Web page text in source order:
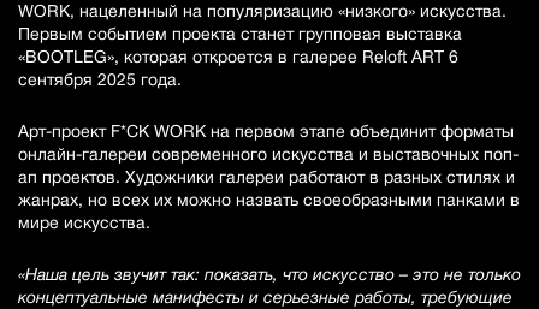
WORK, нацеленный на популяризацию «низкого» искусства.
Первым событием проекта станет групповая выставка
«BOOTLEG», которая откроется в галерее Reloft ART 6
сентября 2025 года.
Арт-проект F*CK WORK на первом этапе объединит форматы
онлайн-галереи современного искусства и выставочных поп-
ап проектов. Художники галереи работают в разных стилях и
жанрах, но всех их можно назвать своеобразными панками в
мире искусства.
«Наша цель звучит так: показать, что искусство – это не только
концептуальные манифесты и серьезные работы, требующие